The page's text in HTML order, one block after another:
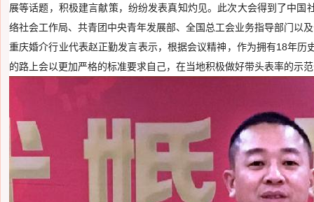
展等话题，积极建言献策，纷纷发表真知灼见。此次大会得到了中
络社会工作局、共青团中央青年发展部、全国总工会业务指导部门以
重庆婚介行业代表赵正勤发言表示，根据会议精神，作为拥有18年
的路上会以更加严格的标准要求自己，在当地积极做好带头表率的示